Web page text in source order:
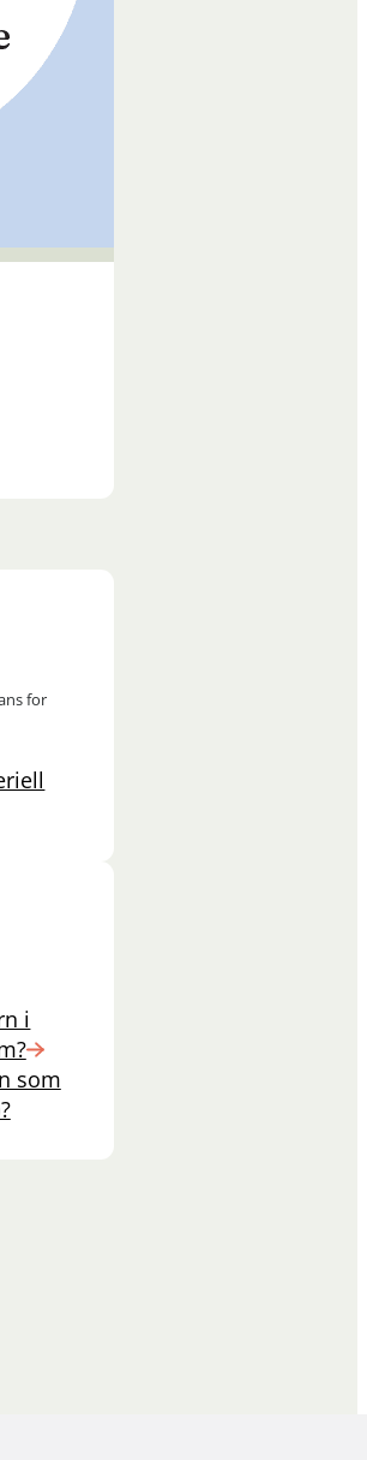
for
i
som